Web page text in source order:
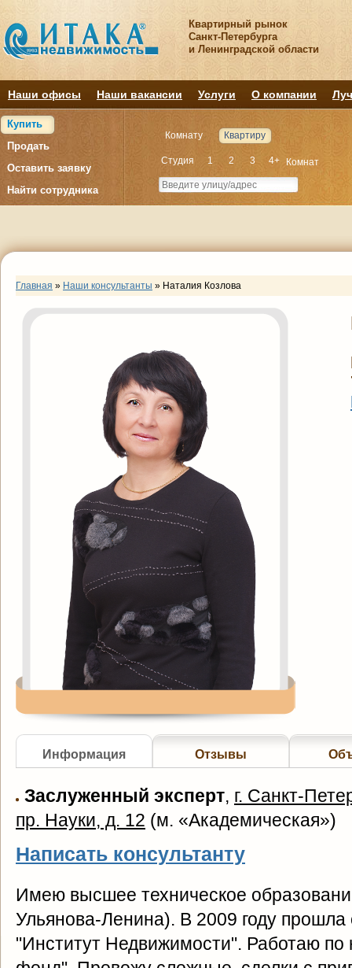
Квартирный рынок
Санкт-Петербурга
и Ленинградской области
Наши офисы Наши вакансии Услуги О компании
Купить
Продать
Оставить заявку
Найти сотрудника
Комнату Квартиру
Студия 1 2 3 4+ Комнат
Главная » Наши консультанты » Наталия Козлова
Информация Отзывы
Заслуженный эксперт, г. Санкт-
пр. Науки, д. 12 (м. «Академическая»)
Написать консультанту
Имею высшее техническое
Ульянова-Ленина). В 2009 году
"Институт Недвижимости". Работаю